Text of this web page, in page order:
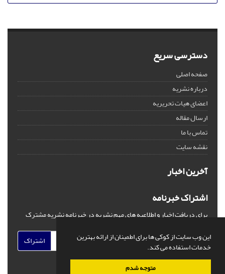
این وب سایت از کوکی ها برای اطمینان از ارائه بهترین
خدمات استفاده می کند.
متوجه شدم
دسترسی سریع
صفحه اصلی
درباره نشریه
اعضای هیات تحریریه
ارسال مقاله
تماس با ما
نقشه سایت
آخرین اخبار
اشتراک خبرنامه
برای دریافت اخبار و اطلاعیه های مهم نشریه در خبرنامه نشریه مشترک
اشتراک